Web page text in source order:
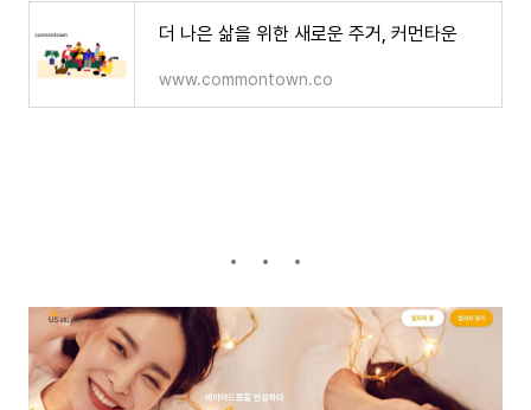
더 나은 삶을 위한 새로운 주거, 커먼타운
www.commontown.co